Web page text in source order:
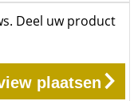
Deel uw product
plaatsen